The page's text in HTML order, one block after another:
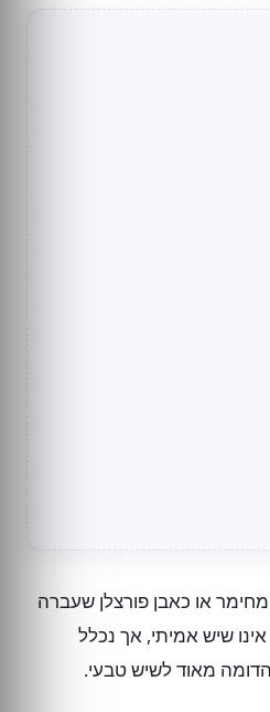
או כאבן פורצלן שעברה
שיש אמיתי, אך נכלל
מאוד לשיש טבעי.